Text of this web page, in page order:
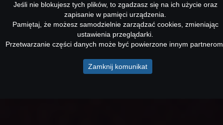
Jeśli nie blokujesz tych plików, to zgadzasz się na ich użycie oraz
zapisanie w pamięci urządzenia.
Pamiętaj, że możesz samodzielnie zarządzać cookies, zmieniając
ustawienia przeglądarki.
Przetwarzanie części danych może być powierzone innym
Zamknij komunikat